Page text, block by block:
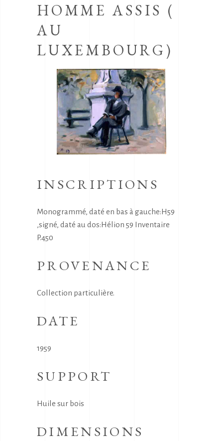
HOMME ASSIS (
AU
LUXEMBOURG)
INSCRIPTIONS
Monogrammé, daté en bas à gauche:H59
,signé, daté au dos:Hélion 59 Inventaire
P.450
PROVENANCE
Collection particulière.
DATE
1959
SUPPORT
Huile sur bois
DIMENSIONS